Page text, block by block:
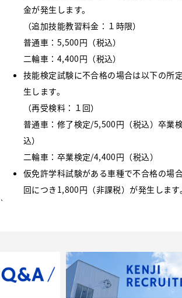
金が発生します。
（追加技能教習料金：１時限）
普通車：5,500円（税込）
二輪車：4,400円（税込）
技能検定試験に不合格の場合は以下の所
生します。
（再受検料：１回）
普通車：修了検定/5,500円（税込）卒業
込）
二輪車：卒業検定/4,400円（税込）
仮免許学科試験がある車種で不合格の場
回につき1,800円（非課税）が発生します。
`